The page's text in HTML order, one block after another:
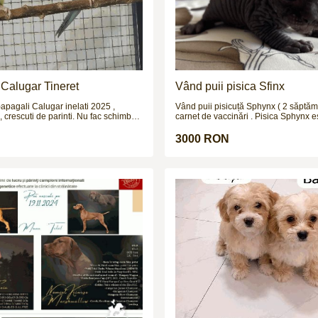
Tineret
Calugar inelati 2025 ,
crescuti de parinti. Nu fac schimburi
Vând puii pisica Sfinx
Vând puii pisicuță Sphynx ( 2
carnet de vaccinări . Pisica Sphynx
neobișnuit și lipsa aparentă de
complet cheală, pielea ei este
activă, inteligentă și poate fi ușor
simple. Detalii la nr de tel
3000 RON